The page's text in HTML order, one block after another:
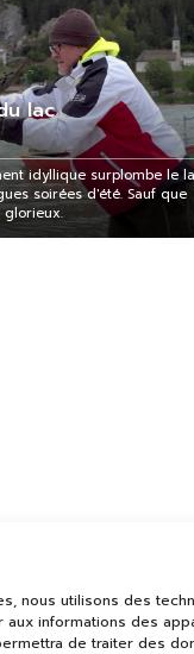
nous utilisons des
informations des
de traiter des
lac
idyllique surplombe le
soirées d'été. Sauf que
glorieux.